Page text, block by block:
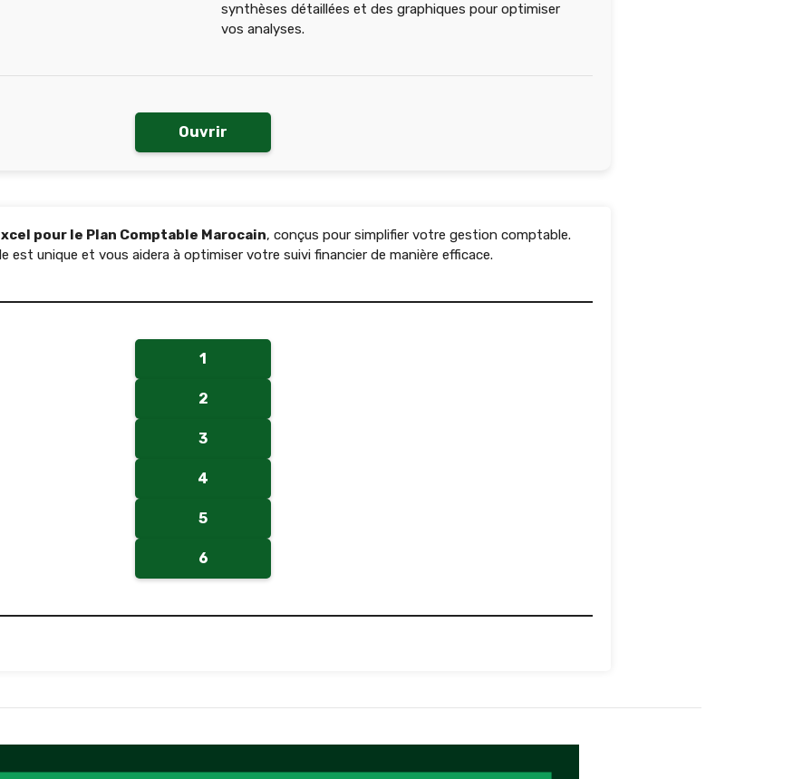
synthèses détaillées et des graphiques pour optimiser
vos analyses.
Ouvrir
pour le Plan Comptable Marocain, conçus pour simplifier votre gestion comptable.
est unique et vous aidera à optimiser votre suivi financier de manière efficace.
1
2
3
4
5
6